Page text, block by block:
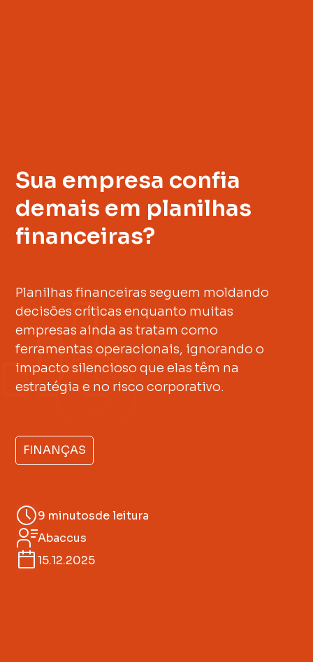
Sua empresa confia
demais em planilhas
financeiras?
Planilhas financeiras seguem moldando
decisões críticas enquanto muitas
empresas ainda as tratam como
ferramentas operacionais, ignorando o
impacto silencioso que elas têm na
estratégia e no risco corporativo.
FINANÇAS
9 minutosde leitura
Abaccus
15.12.2025